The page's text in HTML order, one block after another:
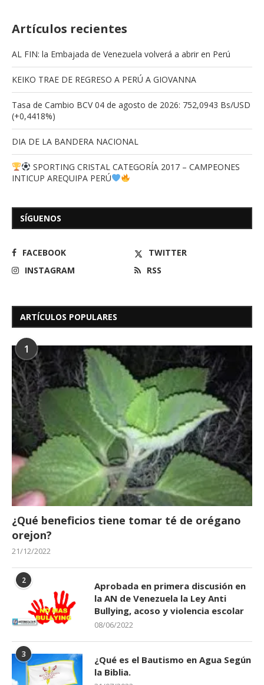
Artículos recientes
AL FIN: la Embajada de Venezuela volverá a abrir en Perú
KEIKO TRAE DE REGRESO A PERÚ A GIOVANNA
Tasa de Cambio BCV 04 de agosto de 2026: 752,0943 Bs/USD
(+0,4418%)
DIA DE LA BANDERA NACIONAL
SPORTING CRISTAL CATEGORÍA 2017 – CAMPEONES
INTICUP AREQUIPA PERÚ
SÍGUENOS
FACEBOOK
TWITTER
INSTAGRAM
RSS
ARTÍCULOS POPULARES
1
¿Qué beneficios tiene tomar té de orégano
orejon?
21/12/2022
2
Aprobada en primera discusión en
la AN de Venezuela la Ley Anti
Bullying, acoso y violencia escolar
08/06/2022
3
¿Qué es el Bautismo en Agua Según
la Biblia.